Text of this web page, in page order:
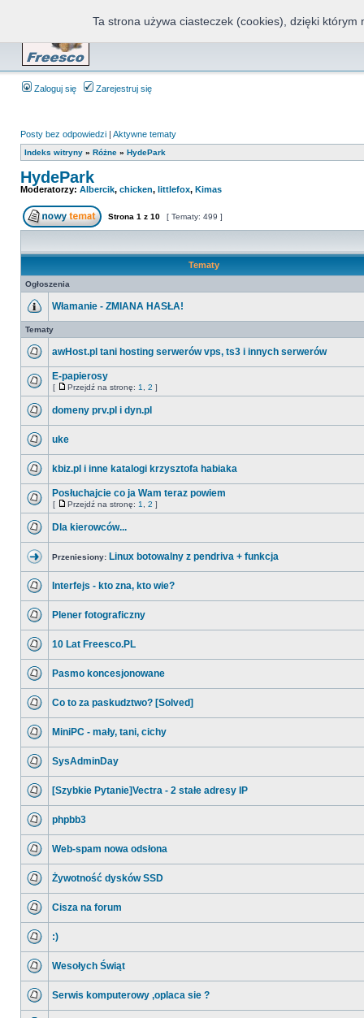
Zaloguj się Zarejestruj się
Posty bez odpowiedzi | Aktywne tematy
Indeks witryny » Różne » HydePark
HydePark
Moderatorzy: Albercik, chicken, littlefox, Kimas
Strona 1 z 10 [ Tematy: 499 ]
Tematy
Ogłoszenia
Włamanie - ZMIANA HASŁA!
Tematy
awHost.pl tani hosting serwerów vps, ts3 i innych serwerów
E-papierosy
[ Przejdź na stronę: 1 2 ]
domeny prv.pl i dyn.pl
uke
kbiz.pl i inne katalogi krzysztofa habiaka
Posłuchajcie co ja Wam teraz powiem
[ Przejdź na stronę: 1 2 ]
Dla kierowców...
Przeniesiony: Linux botowalny z pendriva + funkcja
Interfejs - kto zna, kto wie?
Plener fotograficzny
10 Lat Freesco.PL
Pasmo koncesjonowane
Co to za paskudztwo? [Solved]
MiniPC - mały, tani, cichy
SysAdminDay
[Szybkie Pytanie]Vectra - 2 stałe adresy IP
phpbb3
Web-spam nowa odsłona
Żywotność dysków SSD
Cisza na forum
:)
Wesołych Świąt
Serwis komputerowy ,oplaca sie ?
Ta strona używa ciasteczek (cookies), dzięki którym